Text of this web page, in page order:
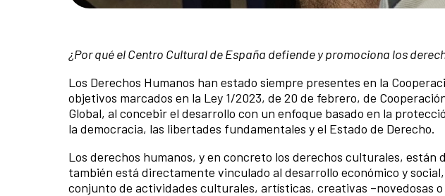
¿Por qué el Centro Cultural de España defiende y promociona los
Los Derechos Humanos han estado siempre presentes en la
objetivos marcados en la Ley 1/2023, de 20 de febrero, de
Global, al concebir el desarrollo con un enfoque basado en la
la democracia, las libertades fundamentales y el Estado de Derecho.
Los derechos humanos, y en concreto los derechos culturales,
también está directamente vinculado al desarrollo económico y
conjunto de actividades culturales, artísticas, creativas –novedosas